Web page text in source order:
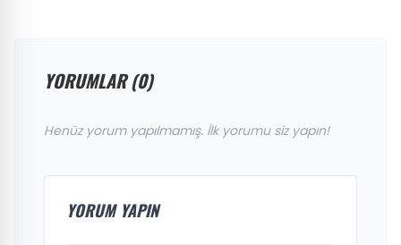
YORUMLAR (0)
Henüz yorum yapılmamış. İlk yorumu siz yapın!
YORUM YAPIN